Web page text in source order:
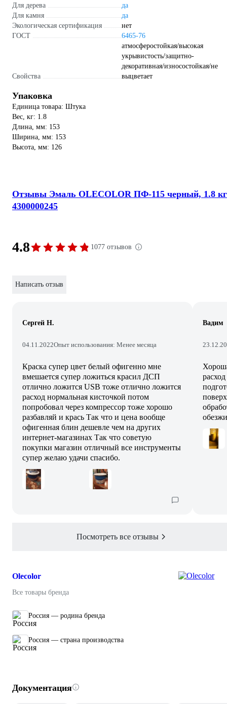
Для дерева
да
Для камня
да
Экологическая сертификация
нет
ГОСТ
6465-76
Свойства
атмосферостойкая/высокая
укрывистость/защитно-
декоративная/износостойкая/не
выцветает
Упаковка
Единица товара: Штука
Вес, кг: 1.8
Длина, мм: 153
Ширина, мм: 153
Высота, мм: 126
Отзывы Эмаль OLECOLOR ПФ-115 черный, 1.8 кг
4300000245
4.8 1077 отзывов
Написать отзыв
Сергей Н.
04.11.2022Опыт использования: Менее месяца
Краска супер цвет белый офигенно мне
вмешается супер ложиться красил ДСП
отлично ложится USB тоже отлично ложится
расход нормальная кисточкой потом
попробовал через компрессор тоже хорошо
разбавляй и крась Так что и цена вообще
офигенная блин дешевле чем на других
интернет-магазинах Так что советую
покупки магазин отличный все инструменты
супер желаю удачи спасибо.
Вадим
Посмотреть все отзывы
Olecolor
Все товары бренда
Россия — родина бренда
Россия — страна производства
Документация